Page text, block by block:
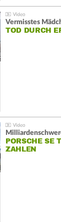
Vermisstes
TOD DURCH
PORSCHE SE
ZAHLEN